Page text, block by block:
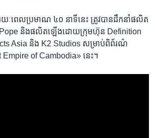
យៈពេល​ប្រមាណ ៤០ នាទីនេះ ត្រូវបាន​ដឹកនាំ​ផលិត​
និង​ផលិត​ឡើង​ដោយ​ក្រុមហ៊ុន Definition
Asia និង K2 Studios សម្រាប់​ពិព័រណ៌​
of Cambodia» នេះ។